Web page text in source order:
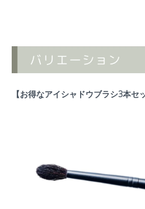
【お得なアイシャドウブラシ3本セ